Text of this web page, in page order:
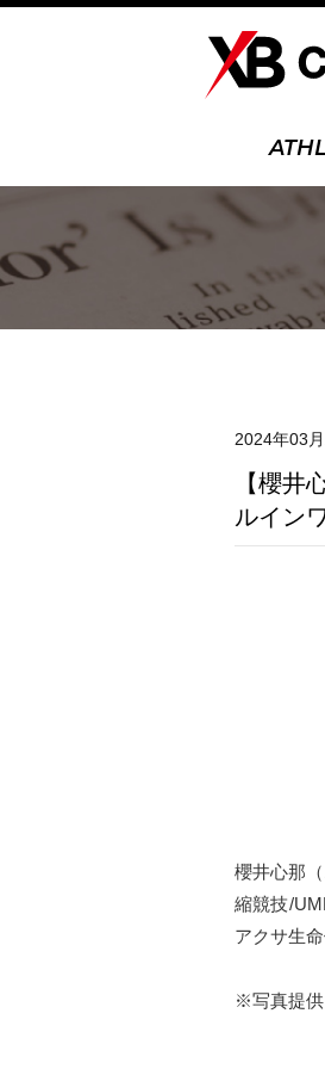
2024年03
【櫻井
ルイン
櫻井心那
縮競技/
アクサ生
※写真提